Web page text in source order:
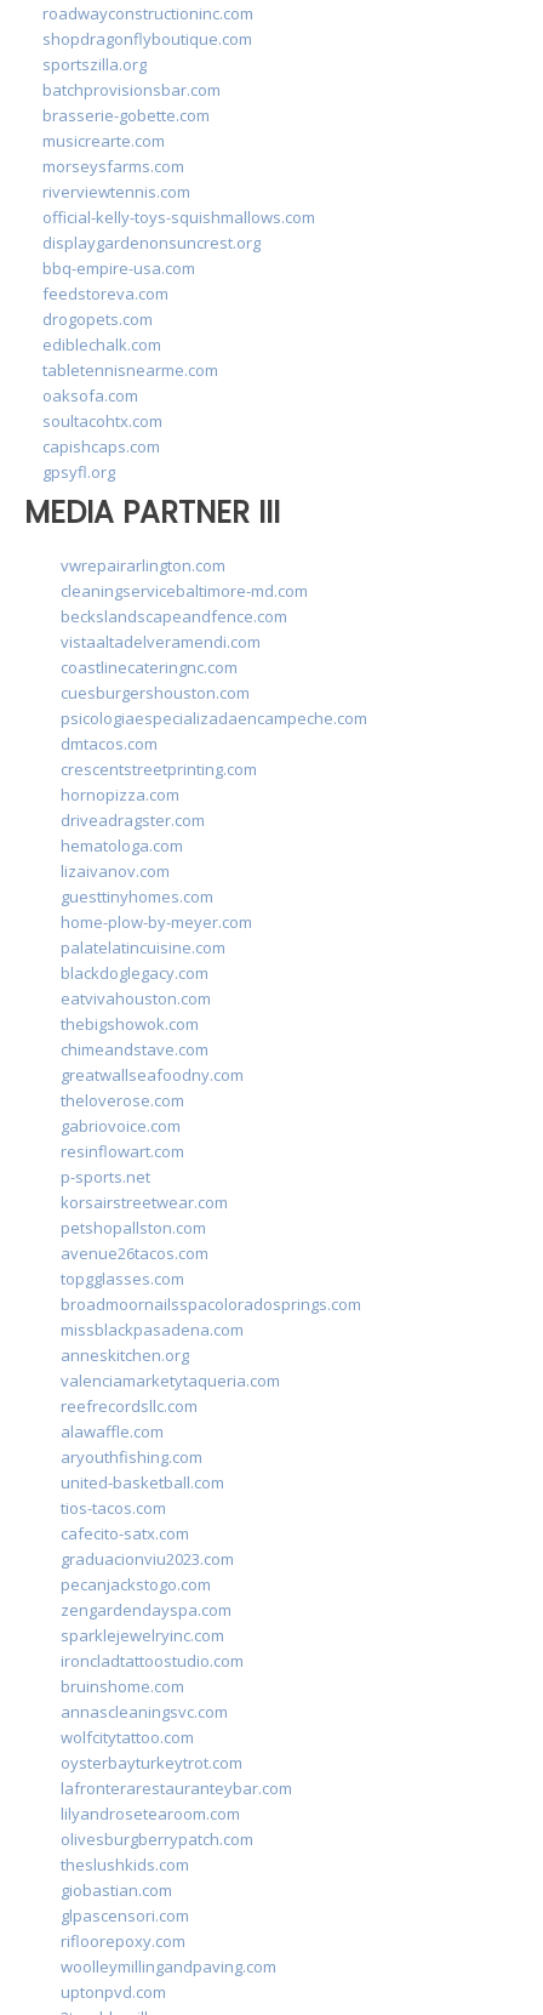
roadwayconstructioninc.com
shopdragonflyboutique.com
sportszilla.org
batchprovisionsbar.com
brasserie-gobette.com
musicrearte.com
morseysfarms.com
riverviewtennis.com
official-kelly-toys-squishmallows.com
displaygardenonsuncrest.org
bbq-empire-usa.com
feedstoreva.com
drogopets.com
ediblechalk.com
tabletennisnearme.com
oaksofa.com
soultacohtx.com
capishcaps.com
gpsyfl.org
MEDIA PARTNER III
vwrepairarlington.com
cleaningservicebaltimore-md.com
beckslandscapeandfence.com
vistaaltadelveramendi.com
coastlinecateringnc.com
cuesburgershouston.com
psicologiaespecializadaencampeche.com
dmtacos.com
crescentstreetprinting.com
hornopizza.com
driveadragster.com
hematologa.com
lizaivanov.com
guesttinyhomes.com
home-plow-by-meyer.com
palatelatincuisine.com
blackdoglegacy.com
eatvivahouston.com
thebigshowok.com
chimeandstave.com
greatwallseafoodny.com
theloverose.com
gabriovoice.com
resinflowart.com
p-sports.net
korsairstreetwear.com
petshopallston.com
avenue26tacos.com
topgglasses.com
broadmoornailsspacoloradosprings.com
missblackpasadena.com
anneskitchen.org
valenciamarketytaqueria.com
reefrecordsllc.com
alawaffle.com
aryouthfishing.com
united-basketball.com
tios-tacos.com
cafecito-satx.com
graduacionviu2023.com
pecanjackstogo.com
zengardendayspa.com
sparklejewelryinc.com
ironcladtattoostudio.com
bruinshome.com
annascleaningsvc.com
wolfcitytattoo.com
oysterbayturkeytrot.com
lafronterarestauranteybar.com
lilyandrosetearoom.com
olivesburgberrypatch.com
theslushkids.com
giobastian.com
glpascensori.com
rifloorepoxy.com
woolleymillingandpaving.com
uptonpvd.com